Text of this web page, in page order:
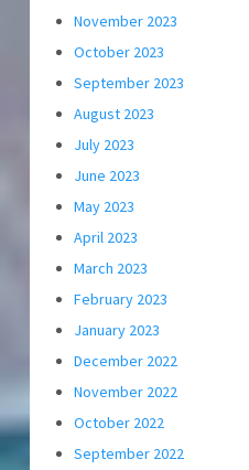
November 2023
October 2023
September 2023
August 2023
July 2023
June 2023
May 2023
April 2023
March 2023
February 2023
January 2023
December 2022
November 2022
October 2022
September 2022